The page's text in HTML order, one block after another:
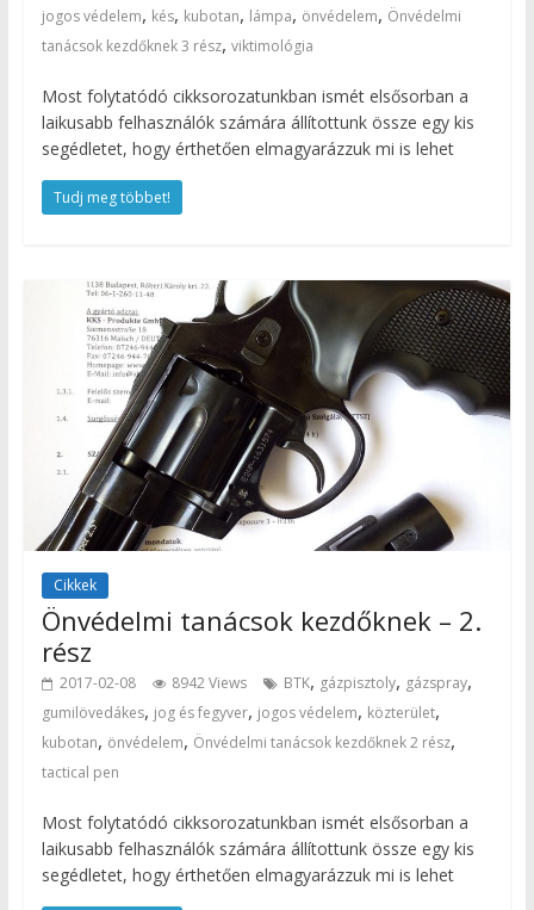
jogos védelem, kés, kubotan, lámpa, önvédelem, Önvédelmi
tanácsok kezdőknek 3 rész, viktimológia
Most folytatódó cikksorozatunkban ismét elsősorban a
laikusabb felhasználók számára állítottunk össze egy kis
segédletet, hogy érthetően elmagyarázzuk mi is lehet
Tudj meg többet!
Cikkek
Önvédelmi tanácsok kezdőknek – 2.
rész
2017-02-08 8942 Views BTK, gázpisztoly, gázspray,
gumilövedákes, jog és fegyver, jogos védelem, közterület,
kubotan, önvédelem, Önvédelmi tanácsok kezdőknek 2 rész,
tactical pen
Most folytatódó cikksorozatunkban ismét elsősorban a
laikusabb felhasználók számára állítottunk össze egy kis
segédletet, hogy érthetően elmagyarázzuk mi is lehet